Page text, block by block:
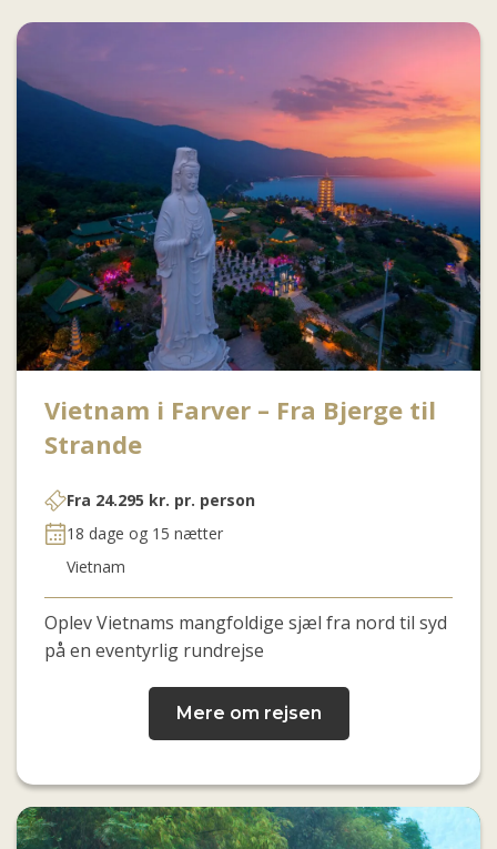
Vietnam i Farver – Fra Bjerge til
Strande
Fra 24.295 kr. pr. person
18 dage og 15 nætter
Vietnam
Oplev Vietnams mangfoldige sjæl fra nord til syd
på en eventyrlig rundrejse
Mere om rejsen